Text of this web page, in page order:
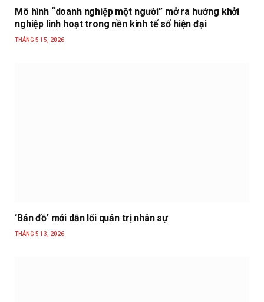
Mô hình “doanh nghiệp một người” mở ra hướng khởi
nghiệp linh hoạt trong nền kinh tế số hiện đại
THÁNG 5 15, 2026
‘Bản đồ’ mới dẫn lối quản trị nhân sự
THÁNG 5 13, 2026